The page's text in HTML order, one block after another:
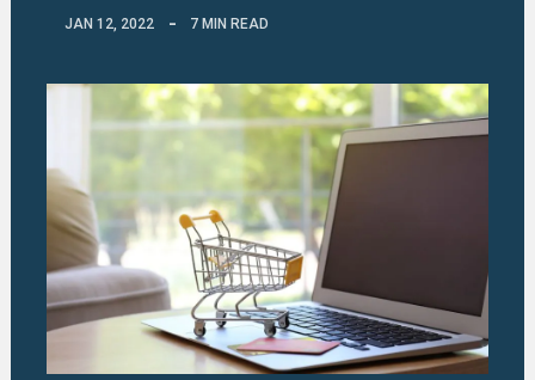
JAN 12, 2022 7 MIN READ